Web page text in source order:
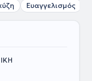
Ευαγγελισμός